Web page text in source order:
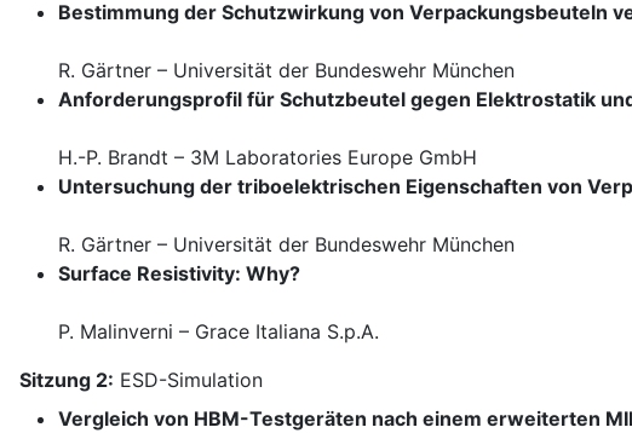
Bestimmung der Schutzwirkung von Verpackungsbeuteln
R. Gärtner – Universität der Bundeswehr München
Anforderungsprofil für Schutzbeutel gegen Elektrostatik
H.-P. Brandt – 3M Laboratories Europe GmbH
Untersuchung der triboelektrischen Eigenschaften von
R. Gärtner – Universität der Bundeswehr München
Surface Resistivity: Why?
P. Malinverni – Grace Italiana S.p.A.
Sitzung 2: ESD-Simulation
Vergleich von HBM-Testgeräten nach einem erweiterten